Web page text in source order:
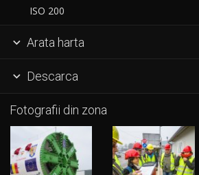
ISO 200
 Arata harta
 Descarca
Fotografii din zona